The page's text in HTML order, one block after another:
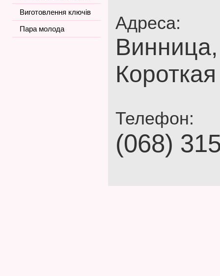
Виготовлення ключів
Пара молода
Адреса:
Телефон:
(068)